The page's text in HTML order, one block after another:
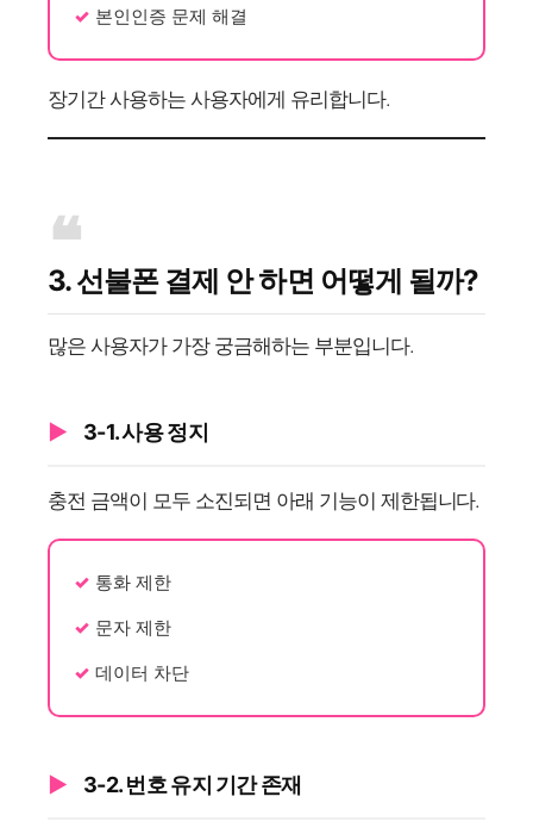
본인인증 문제 해결
장기간 사용하는 사용자에게 유리합니다.
3. 선불폰 결제 안 하면 어떻게 될까?
많은 사용자가 가장 궁금해하는 부분입니다.
3-1. 사용 정지
충전 금액이 모두 소진되면 아래 기능이 제한됩니다.
통화 제한
문자 제한
데이터 차단
3-2. 번호 유지 기간 존재